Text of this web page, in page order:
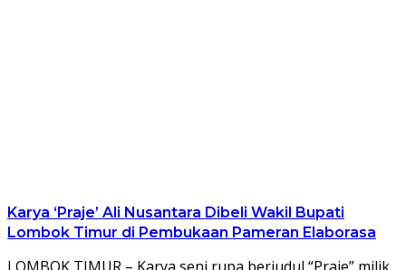
Karya ‘Praje’ Ali Nusantara Dibeli Wakil Bupati
Lombok Timur di Pembukaan Pameran Elaborasa